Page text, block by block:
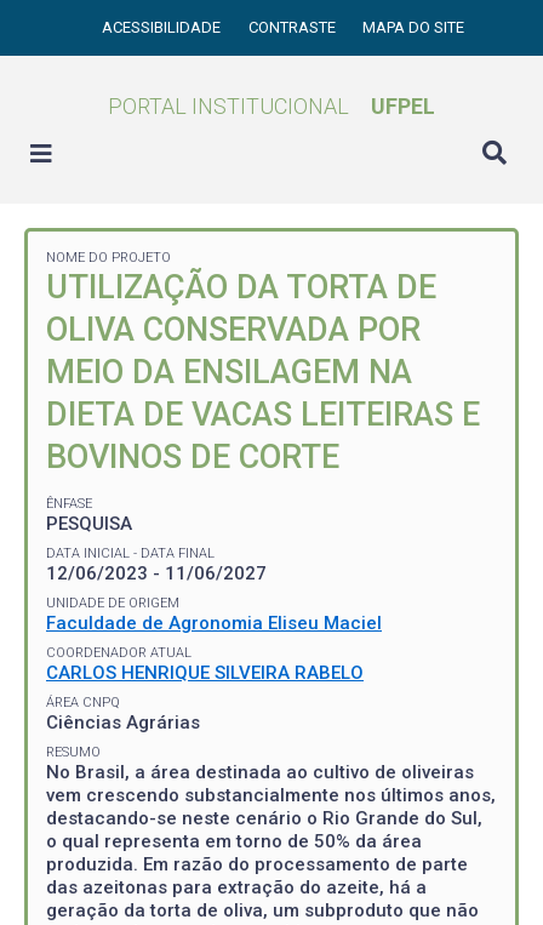
ACESSIBILIDADE CONTRASTE MAPA DO SITE
PORTAL INSTITUCIONAL UFPEL
NOME DO PROJETO
UTILIZAÇÃO DA TORTA DE
OLIVA CONSERVADA POR
MEIO DA ENSILAGEM NA
DIETA DE VACAS LEITEIRAS E
BOVINOS DE CORTE
ÊNFASE
PESQUISA
DATA INICIAL - DATA FINAL
12/06/2023 - 11/06/2027
UNIDADE DE ORIGEM
Faculdade de Agronomia Eliseu Maciel
COORDENADOR ATUAL
CARLOS HENRIQUE SILVEIRA RABELO
ÁREA CNPQ
Ciências Agrárias
RESUMO
No Brasil, a área destinada ao cultivo de oliveiras
vem crescendo substancialmente nos últimos anos,
destacando-se neste cenário o Rio Grande do Sul,
o qual representa em torno de 50% da área
produzida. Em razão do processamento de parte
das azeitonas para extração do azeite, há a
geração da torta de oliva, um subproduto que não